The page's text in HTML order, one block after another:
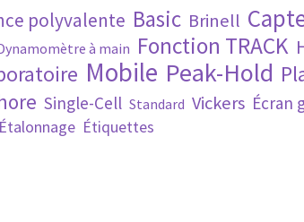
polyvalente Basic Brinell
à main Fonction TRACK
Mobile Peak-Hold
Single-Cell Standard Vickers Écran
Étalonnage Étiquettes